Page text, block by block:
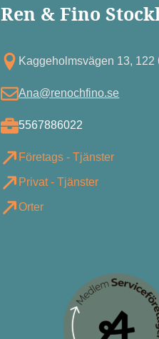
Ren & Fino
Kagg eholmsvägen 13,
Ana@renochfino.se
5567886022
Företags - Tjänster
Privat - Tjänster
Orter